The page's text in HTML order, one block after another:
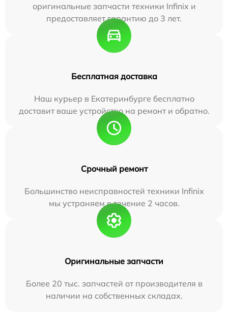
оригинальные запчасти техники Infinix и
предоставляет гарантию до 3 лет.
Бесплатная доставка
Наш курьер в Екатеринбурге бесплатно
доставит ваше устройство на ремонт и обратно.
Срочный ремонт
Большинство неисправностей техники Infinix
мы устраняем в течение 2 часов.
Оригинальные запчасти
Более 20 тыс. запчастей от производителя в
наличии на собственных складах.